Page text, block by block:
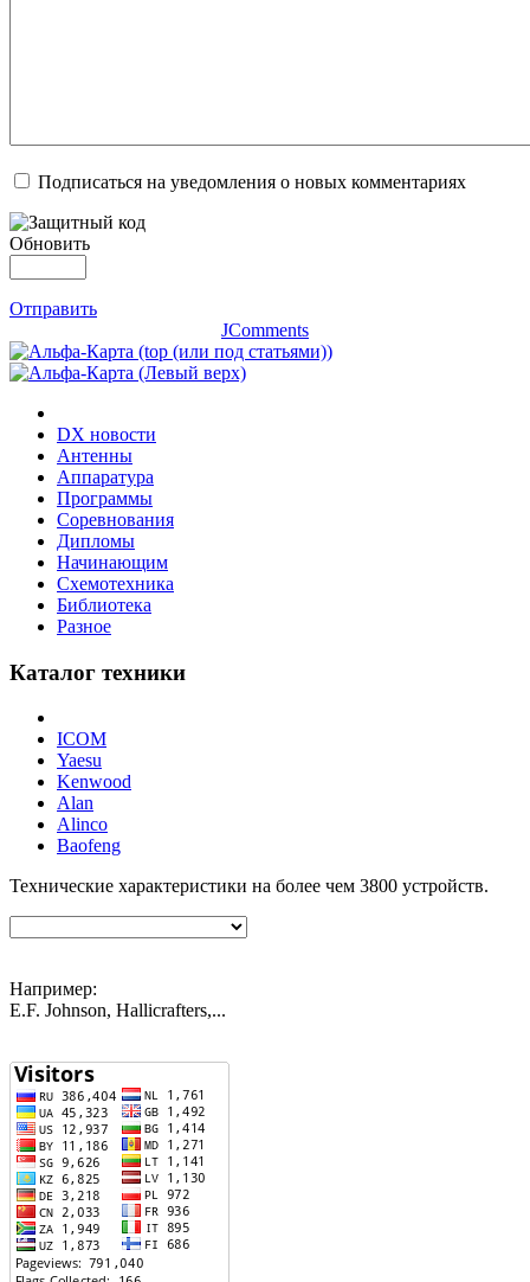
Подписаться на уведомления о новых комментариях
Обновить
Отправить
JComments
DX новости
Антенны
Аппаратура
Программы
Соревнования
Дипломы
Начинающим
Схемотехника
Библиотека
Разное
Каталог техники
ICOM
Yaesu
Kenwood
Alan
Alinco
Baofeng
Технические характеристики на более чем 3800 устройств.
Например:
E.F. Johnson, Hallicrafters,...